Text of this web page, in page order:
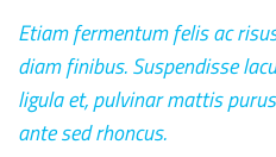
Etiam fermentum felis ac
diam finibus. Suspendisse
ligula et, pulvinar mattis
ante sed rhoncus.